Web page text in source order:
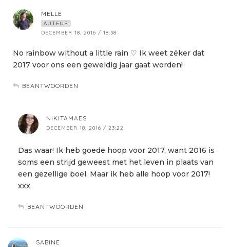
MELLE
AUTEUR
DECEMBER 18, 2016 / 18:38
No rainbow without a little rain ♡ Ik weet zéker dat
2017 voor ons een geweldig jaar gaat worden!
BEANTWOORDEN
NIKITAMAES
DECEMBER 18, 2016 / 23:22
Das waar! Ik heb goede hoop voor 2017, want 2016 is
soms een strijd geweest met het leven in plaats van
een gezellige boel. Maar ik heb alle hoop voor 2017!
xxx
BEANTWOORDEN
SABINE